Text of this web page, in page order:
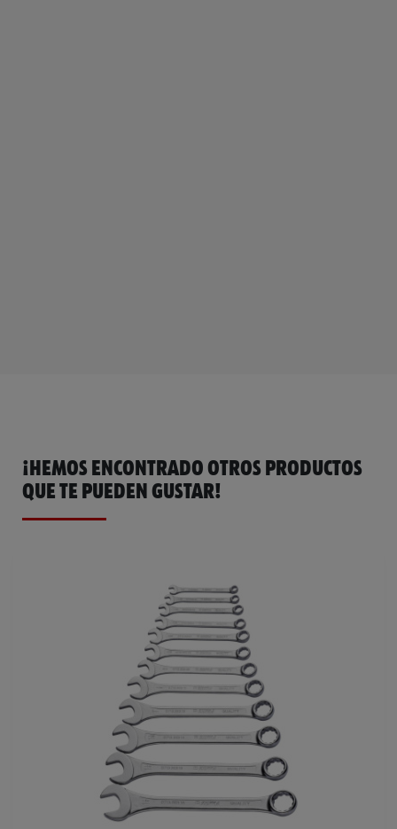
¡HEMOS ENCONTRADO OTROS PRODUCTOS
QUE TE PUEDEN GUSTAR!